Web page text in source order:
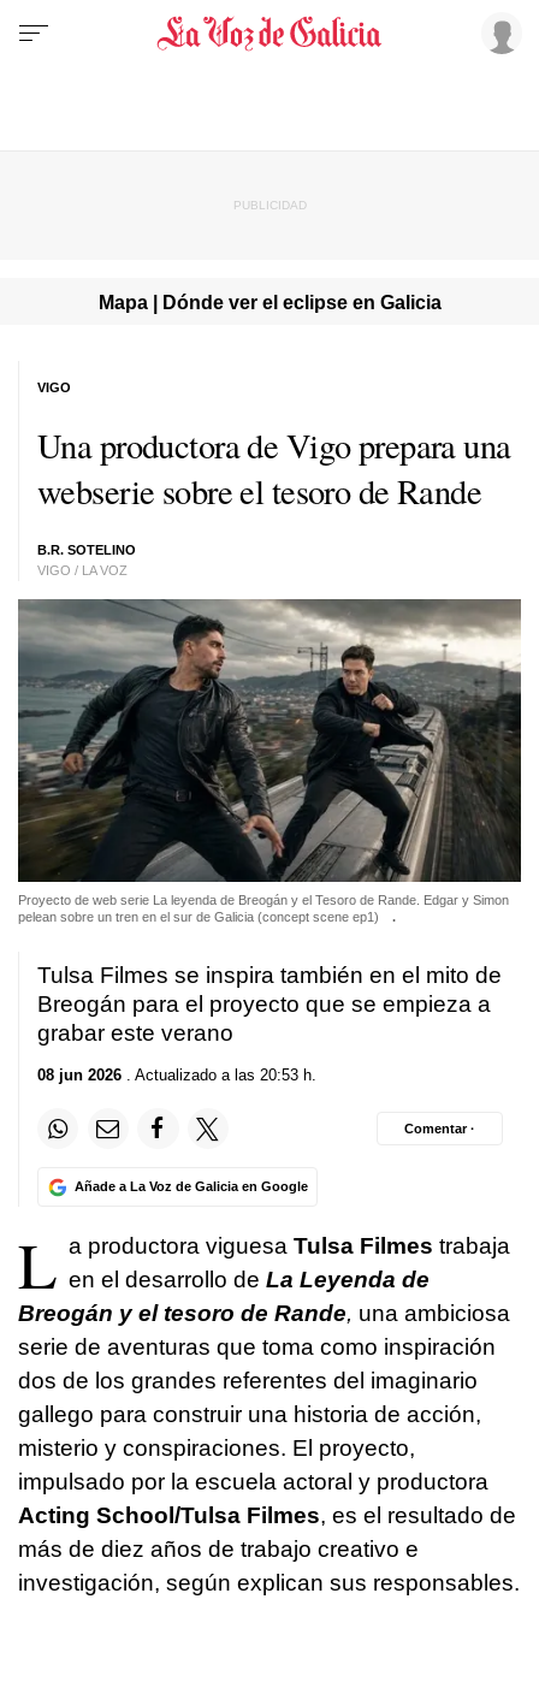
Mapa | Dónde ver el eclipse en Galicia
Una productora de Vigo prepara una
webserie sobre el tesoro de Rande
B.R. SOTELINO
VIGO / LA VOZ
VIGO
Proyecto de web serie La leyenda de Breogán y el Tesoro de Rande. Edgar y Simon
pelean sobre un tren en el sur de Galicia (concept scene ep1)
.
Tulsa Filmes se inspira también en el mito de
Breogán para el proyecto que se empieza a
grabar este verano
08 jun 2026 . Actualizado a las 20:53 h.
Añade a La Voz de Galicia en Google
Comentar ·
L a productora viguesa Tulsa Filmes trabaja
en el desarrollo de La Leyenda de
Breogán y el tesoro de Rande, una ambiciosa
serie de aventuras que toma como inspiración
dos de los grandes referentes del imaginario
gallego para construir una historia de acción,
misterio y conspiraciones. El proyecto,
impulsado por la escuela actoral y productora
Acting School/Tulsa Filmes, es el resultado de
más de diez años de trabajo creativo e
investigación, según explican sus responsables.